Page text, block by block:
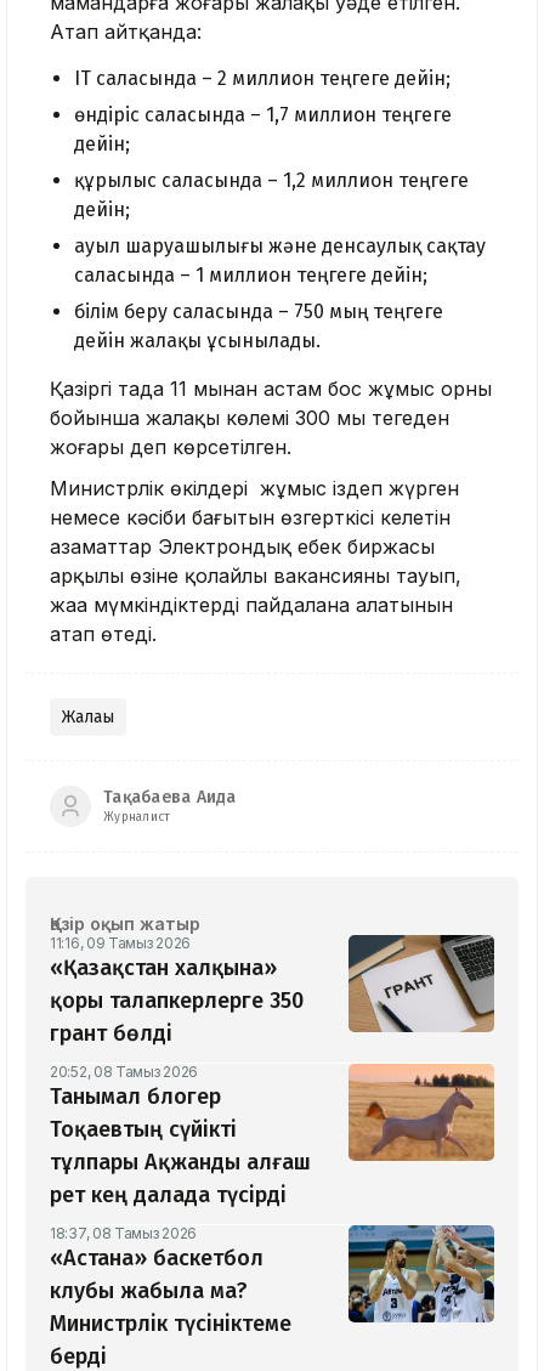
Атап айтқанда:
IT саласында – 2 миллион теңгеге дейін;
өндіріс саласында – 1,7 миллион теңгеге
дейін;
құрылыс саласында – 1,2 миллион теңгеге
дейін;
ауыл шаруашылығы және денсаулық сақтау
саласында – 1 миллион теңгеге дейін;
білім беру саласында – 750 мың теңгеге
дейін жалақы ұсынылады.
Қазіргі таңда 11 мыңнан астам бос жұмыс орны
бойынша жалақы көлемі 300 мың теңгеден
жоғары деп көрсетілген.
Министрлік өкілдері жұмыс іздеп жүрген
немесе кәсіби бағытын өзгерткісі келетін
азаматтар Электрондық еңбек биржасы
арқылы өзіне қолайлы вакансияны тауып,
жаңа мүмкіндіктерді пайдалана алатынын
атап өтеді.
Жалақы
Тақабаева Аида
Журналист
Қазір оқып жатыр
11:16, 09 Тамыз 2026
«Қазақстан халқына»
қоры талапкерлерге 350
грант бөлді
20:52, 08 Тамыз 2026
Танымал блогер
Тоқаевтың сүйікті
тұлпары Ақжанды алғаш
рет кең далада түсірді
18:37, 08 Тамыз 2026
«Астана» баскетбол
клубы жабыла ма?
Министрлік түсініктеме
берді